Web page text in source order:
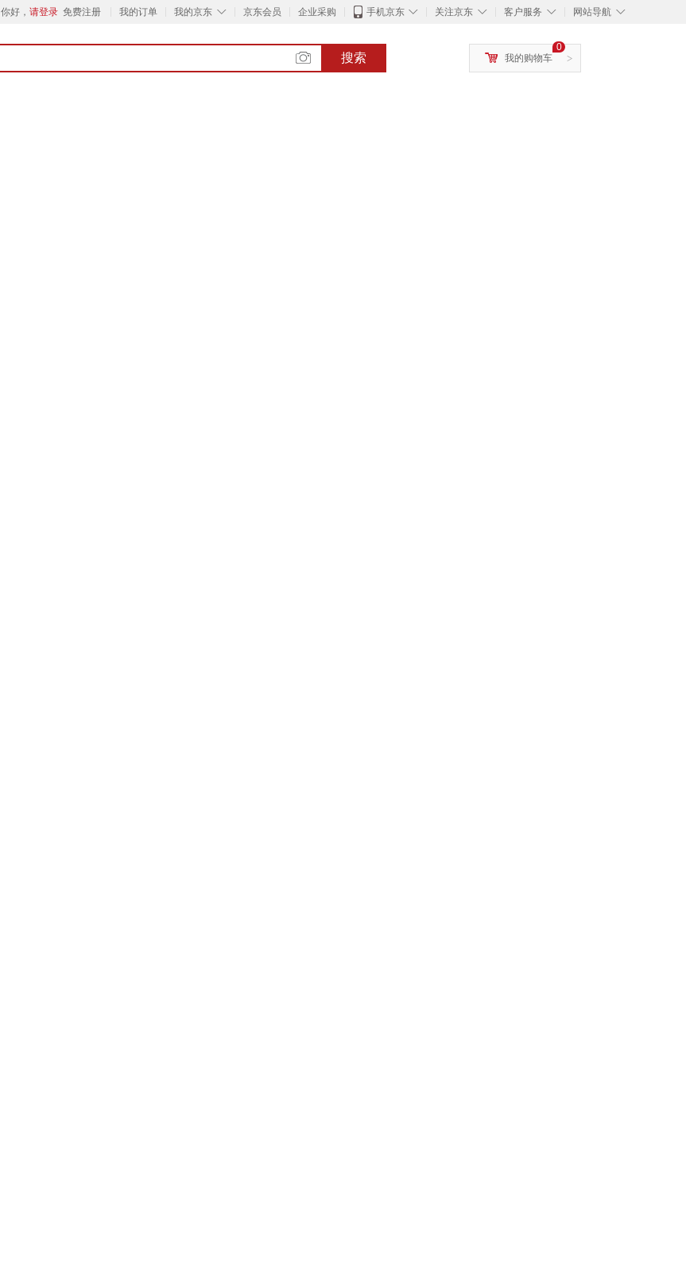
你好， 请登录 免费注册 我的订单 ◇
我的京东 京东会员 企业采购 ◇
手机京东 ◇
关注京东 ◇
客户服务 ◇
网站导航
搜索 >
0
我的购物车